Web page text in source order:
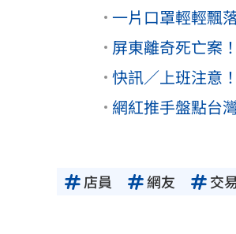
一片口罩輕輕飄
屏東離奇死亡案
快訊／上班注意
網紅推手盤點台
店員 網友 交